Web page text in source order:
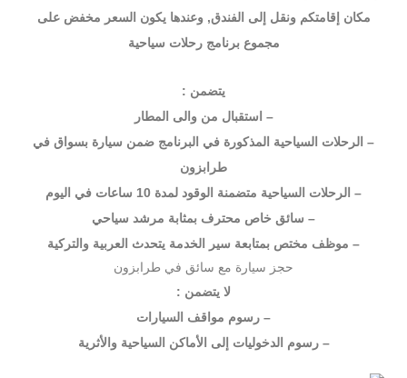
مكان إقامتكم ونقل إلى الفندق, وعندها يكون السعر مخفض على
مجموع برنامج رحلات سياحية
يتضمن :
– استقبال من والى المطار
– الرحلات السياحية المذكورة في البرنامج ضمن سيارة بسواق في
طرابزون
– الرحلات السياحية متضمنة الوقود لمدة 10 ساعات في اليوم
– سائق خاص محترف بمثابة مرشد سياحي
– موظف مختص بمتابعة سير الخدمة يتحدث العربية والتركية
حجز سيارة مع سائق في طرابزون
لا يتضمن :
– رسوم مواقف السيارات
– رسوم الدخوليات إلى الأماكن السياحية والأثرية